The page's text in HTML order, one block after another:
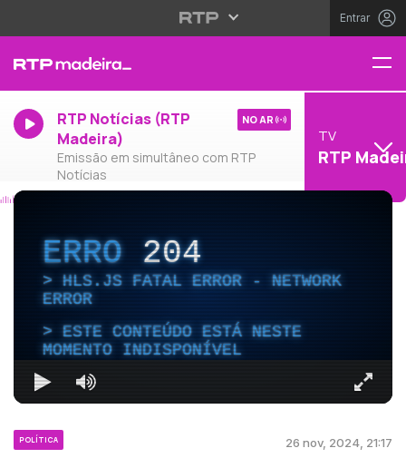
Entrar
RTP Notícias (RTP
Madeira)
Emissão em simultâneo com RTP
Notícias
NO AR
TV
RTP
ERRO204
HLS.JS FATAL ERROR - NETWORK
ERROR
ESTE CONTEÚDO ESTÁ NESTE
MOMENTO INDISPONÍVEL
POLÍTICA 26 nov, 2024, 21:17